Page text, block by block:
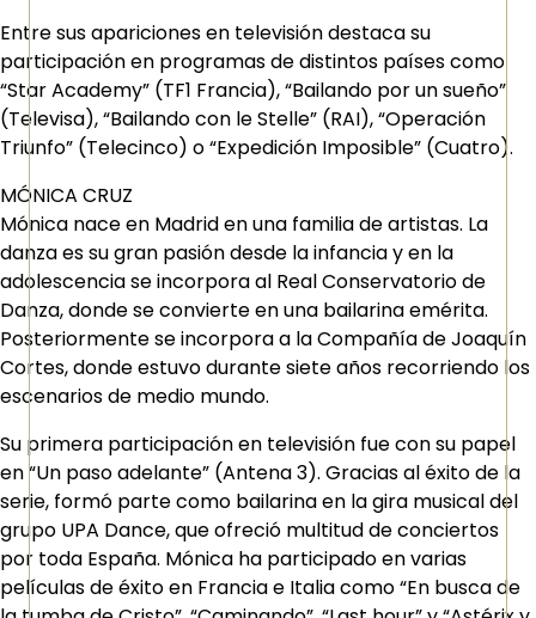
Entre sus apariciones en televisión destaca su
participación en programas de distintos países como
“Star Academy” (TF1 Francia), “Bailando por un sueño”
(Televisa), “Bailando con le Stelle” (RAI), “Operación
Triunfo” (Telecinco) o “Expedición Imposible” (Cuatro).
MÓNICA CRUZ
Mónica nace en Madrid en una familia de artistas. La
danza es su gran pasión desde la infancia y en la
adolescencia se incorpora al Real Conservatorio de
Danza, donde se convierte en una bailarina emérita.
Posteriormente se incorpora a la Compañía de Joaquín
Cortes, donde estuvo durante siete años recorriendo los
escenarios de medio mundo.
Su primera participación en televisión fue con su papel
en “Un paso adelante” (Antena 3). Gracias al éxito de la
serie, formó parte como bailarina en la gira musical del
grupo UPA Dance, que ofreció multitud de conciertos
por toda España. Mónica ha participado en varias
películas de éxito en Francia e Italia como “En busca de